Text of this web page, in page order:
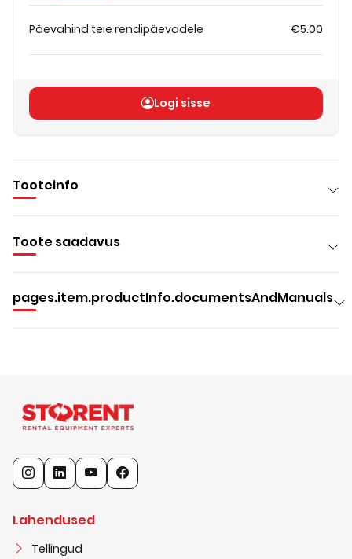
Päevahind teie rendipäevadele €5.00
Logi sisse
Tooteinfo
Toote saadavus
pages.item.productInfo.documentsAndManuals
Lahendused
Tellingud